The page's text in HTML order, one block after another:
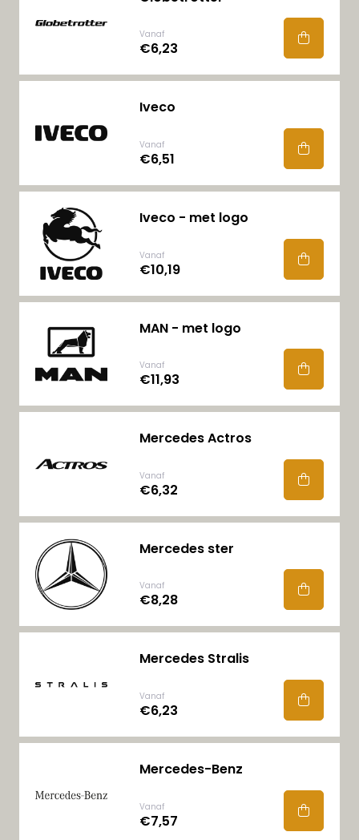
Vanaf
€6,23
Iveco
Vanaf
€6,51
Iveco - met logo
Vanaf
€10,19
MAN - met logo
Vanaf
€11,93
Mercedes Actros
Vanaf
€6,32
Mercedes ster
Vanaf
€8,28
Mercedes Stralis
Vanaf
€6,23
Mercedes-Benz
Vanaf
€7,57